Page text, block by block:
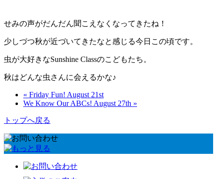
せみの声がだんだん聞こえなくなってきたね！
少しづつ秋が近づいてきたなと感じる今日この頃です。
虫が大好きなSunshine Classのこどもたち。
秋はどんな虫さんに会えるかな♪
« Friday Fun! August 21st
We Know Our ABCs! August 27th »
トップへ戻る